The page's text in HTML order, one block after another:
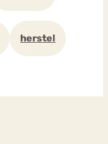
herstel